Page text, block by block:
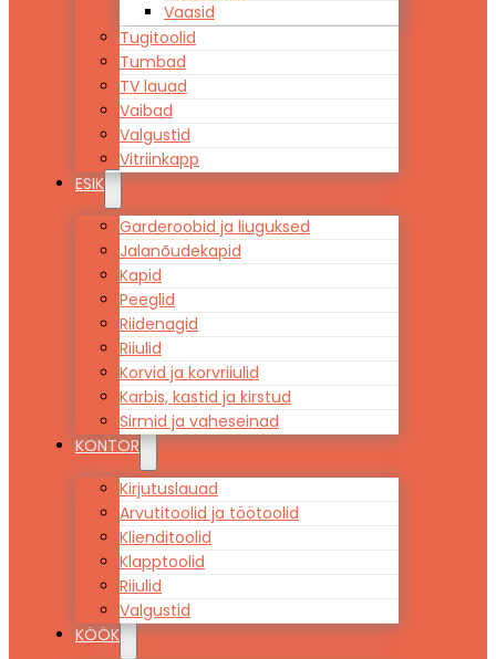
Vaasid
Tugitoolid
Tumbad
TV lauad
Vaibad
Valgustid
Vitriinkapp
ESIK
Garderoobid ja liuguksed
Jalanõudekapid
Kapid
Peeglid
Riidenagid
Riiulid
Korvid ja korvriiulid
Karbis, kastid ja kirstud
Sirmid ja vaheseinad
KONTOR
Kirjutuslauad
Arvutitoolid ja töötoolid
Klienditoolid
Klapptoolid
Riiulid
Valgustid
KÖÖK